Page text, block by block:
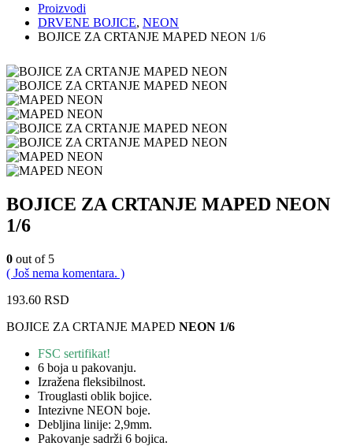
Proizvodi
DRVENE BOJICE, NEON
BOJICE ZA CRTANJE MAPED NEON 1/6
BOJICE ZA CRTANJE MAPED NEON
1/6
0 out of 5
( Još nema komentara. )
193.60 RSD
BOJICE ZA CRTANJE MAPED NEON 1/6
FSC sertifikat!
6 boja u pakovanju.
Izražena fleksibilnost.
Trouglasti oblik bojice.
Intezivne NEON boje.
Debljina linije: 2,9mm.
Pakovanje sadrži 6 bojica.